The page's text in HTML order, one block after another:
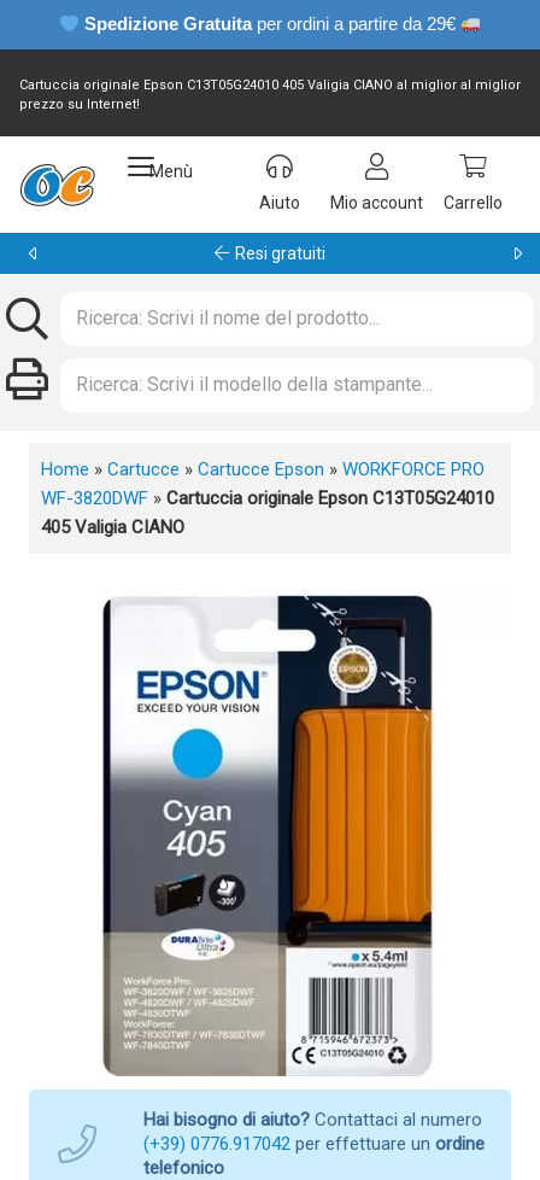
Spedizione Gratuita per ordini a partire da 29€
Cartuccia originale Epson C13T05G24010 405 Valigia CIANO al miglior al miglior
prezzo su Internet!
Menù
Aiuto
Mio account Carrello
Garanzia 24 mesi
Home » Cartucce » Cartucce Epson » WORKFORCE PRO
WF-3820DWF » Cartuccia originale Epson C13T05G24010
405 Valigia CIANO
Hai bisogno di aiuto? Contattaci al numero
(+39) 0776.917042 per effettuare un ordine
telefonico